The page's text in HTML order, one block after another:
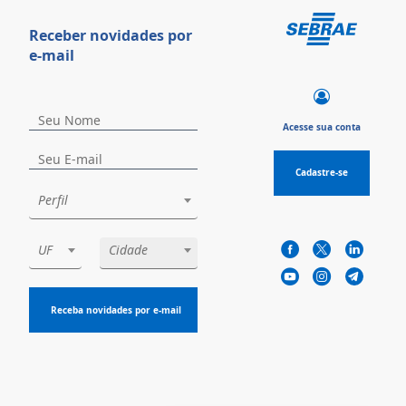
Receber novidades por
e-mail
Perfil
UF Cidade
Receba novidades por e-mail
Acesse sua conta
Cadastre-se